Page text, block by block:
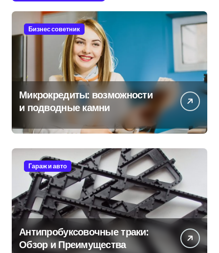
Бизнес советник
Микрокредиты: возможности
и подводные камни
Гараж и авто
Антипробуксовочные траки:
Обзор и Преимущества